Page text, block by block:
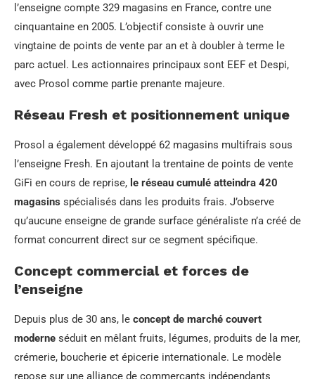
l’enseigne compte 329 magasins en France, contre une
cinquantaine en 2005. L’objectif consiste à ouvrir une
vingtaine de points de vente par an et à doubler à terme le
parc actuel. Les actionnaires principaux sont EEF et Despi,
avec Prosol comme partie prenante majeure.
Réseau Fresh et positionnement unique
Prosol a également développé 62 magasins multifrais sous
l’enseigne Fresh. En ajoutant la trentaine de points de vente
GiFi en cours de reprise, le réseau cumulé atteindra 420
magasins spécialisés dans les produits frais. J’observe
qu’aucune enseigne de grande surface généraliste n’a créé de
format concurrent direct sur ce segment spécifique.
Concept commercial et forces de
l’enseigne
Depuis plus de 30 ans, le concept de marché couvert
moderne séduit en mêlant fruits, légumes, produits de la mer,
crémerie, boucherie et épicerie internationale. Le modèle
repose sur une alliance de commerçants indépendants